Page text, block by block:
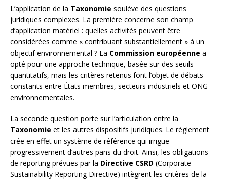
L’application de la Taxonomie soulève des questions
juridiques complexes. La première concerne son champ
d’application matériel : quelles activités peuvent être
considérées comme « contribuant substantiellement » à un
objectif environnemental ? La Commission européenne a
opté pour une approche technique, basée sur des seuils
quantitatifs, mais les critères retenus font l’objet de débats
constants entre États membres, secteurs industriels et ONG
environnementales.
La seconde question porte sur l’articulation entre la
Taxonomie et les autres dispositifs juridiques. Le règlement
crée en effet un système de référence qui irrigue
progressivement d’autres pans du droit. Ainsi, les obligations
de reporting prévues par la Directive CSRD (Corporate
Sustainability Reporting Directive) intègrent les critères de la